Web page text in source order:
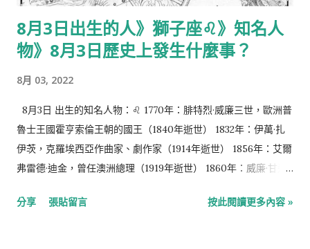
1996年：路雲，韓國男子偶像團體SF9成員 1999年：希德妮·麥克
勞林，美國跨欄和短跑運動員 水野十子：日本漫畫家、插畫家
（出生年不詳） 8月7日 逝世的知名人物： 1661年：金聖歎，清
瑞典化學家，現代化學命名體系建立者（生於1779年） 1900年：
威廉·李卜克內西，德國工人運動活動家，德國社會民主黨的創始
人和領袖（生於1826年） 1938年：康斯坦丁·斯坦尼斯拉夫斯
基，蘇聯導演、戲劇理論家（生於1863年） 1941年：泰戈爾，印
度詩人（生於1861年） 1994年：劉海粟，國畫藝術大師（生於
1932年） 2013年：粘錫麟，臺灣著名環保社運人士（生於1939
8月3日出生的人》獅子座♌️》知名人
物》8月3日歷史上發生什麼事？
8月 03, 2022
8月3日 出生的知名人物：♌️ 1770年：腓特烈·威廉三世，歐洲普
魯士王國霍亨索倫王朝的國王（1840年逝世） 1832年：伊萬·扎
伊茨，克羅埃西亞作曲家、劇作家（1914年逝世） 1856年：艾爾
弗雷德·迪金，曾任澳洲總理（1919年逝世） 1860年：威廉·甘迺
任英國首相（1947年逝世） 1872年：哈康七世，挪威國王（1957
分享 張貼留言 按此閱讀更多內容 »